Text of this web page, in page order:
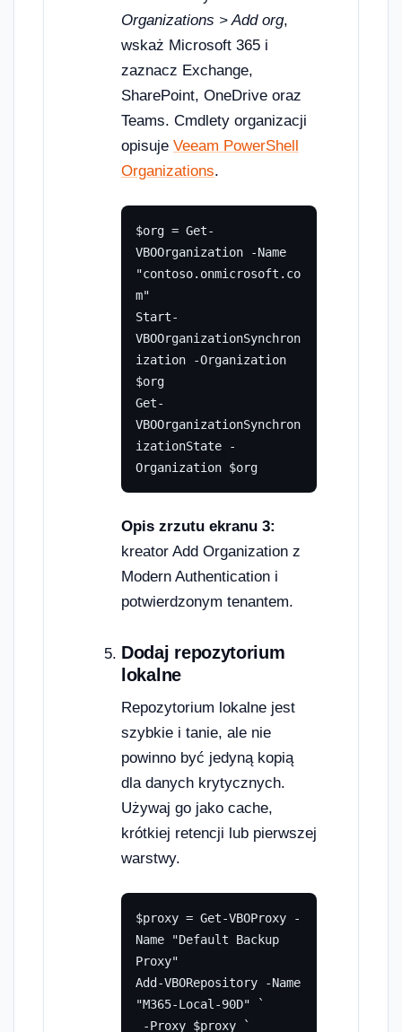
Organizations > Add org,
wskaż Microsoft 365 i
zaznacz Exchange,
SharePoint, OneDrive oraz
Teams. Cmdlety organizacji
opisuje Veeam PowerShell
Organizations.
$org = Get-
VBOOrganization -Name
"contoso.onmicrosoft.co
m"
Start-
VBOOrganizationSynchron
ization -Organization
$org
Get-
VBOOrganizationSynchron
izationState -
Organization $org
Opis zrzutu ekranu 3:
kreator Add Organization z
Modern Authentication i
potwierdzonym tenantem.
Dodaj repozytorium
lokalne
Repozytorium lokalne jest
szybkie i tanie, ale nie
powinno być jedyną kopią
dla danych krytycznych.
Używaj go jako cache,
krótkiej retencji lub pierwszej
warstwy.
$proxy = Get-VBOProxy -
Name "Default Backup
Proxy"
Add-VBORepository -Name
"M365-Local-90D" `